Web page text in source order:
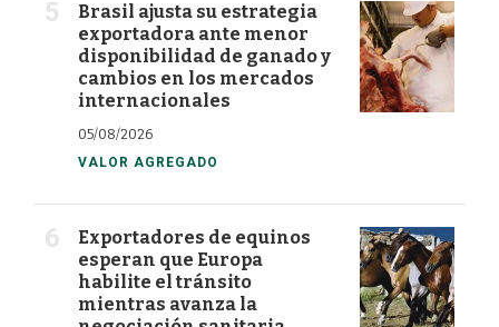
Brasil ajusta su estrategia
exportadora ante menor
disponibilidad de ganado y
cambios en los mercados
internacionales
05/08/2026
VALOR AGREGADO
Exportadores de equinos
esperan que Europa
habilite el tránsito
mientras avanza la